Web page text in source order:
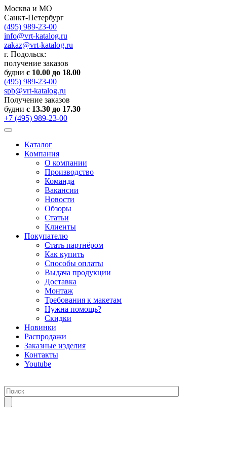
Москва и МО
Санкт-Петербург
(495) 989-23-00
info@vrt-katalog.ru
zakaz@vrt-katalog.ru
г. Подольск:
получение заказов
будни с 10.00 до 18.00
(495) 989-23-00
spb@vrt-katalog.ru
Получение заказов
будни с 13.30 до 17.30
+7 (495) 989-23-00
Каталог
Компания
О компании
Производство
Команда
Вакансии
Новости
Обзоры
Статьи
Клиенты
Покупателю
Стать партнёром
Как купить
Способы оплаты
Выдача продукции
Доставка
Монтаж
Требования к макетам
Нужна помощь?
Скидки
Новинки
Распродажи
Заказные изделия
Контакты
Youtube